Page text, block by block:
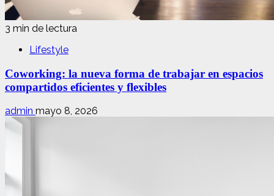
3 min de lectura
Lifestyle
Coworking: la nueva forma de trabajar en espacios
compartidos eficientes y flexibles
admin mayo 8, 2026